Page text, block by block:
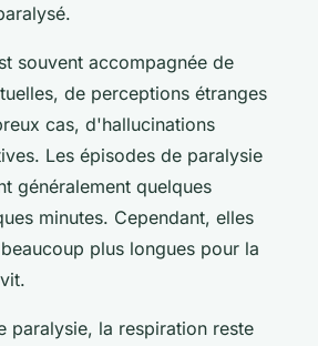
souvent accompagnée de
de perceptions étranges
cas, d'hallucinations
Les épisodes de paralysie
généralement quelques
minutes. Cependant, elles
plus longues pour la
paralysie, la respiration reste